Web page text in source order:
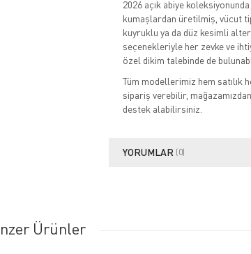
2026 açık abiye
kumaşlardan üretilmiş, vücut
kuyruklu ya da düz kesimli
seçenekleriyle her zevke ve
özel dikim talebinde de
Tüm modellerimiz hem satılık
sipariş verebilir,
destek alabilirsiniz.
YORUMLAR (0)
Ürünler